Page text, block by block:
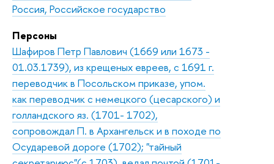
Россия, Российское государство
Персоны
Шафиров Петр Павлович (1669 или 1673 -
01.03.1739), из крещеных евреев, с 1691 г.
переводчик в Посольском приказе, упом.
как переводчик с немецкого (цесарского) и
голландского яз. (1701- 1702),
сопровождал П. в Архангельск и в походе по
Осударевой дороге (1702); "тайный